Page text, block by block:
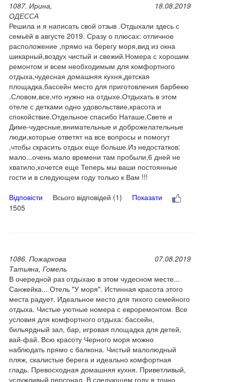
1087. Ирина,
ОДЕССА
18.08.2019
Решила и я написать свой отзыв .Отдыхали здесь с
семьёй в августе 2019. Сразу о плюсах: отличное
расположение ,прямо на берегу моря,вид из окна
шикарный,воздух чистый и свежий.Номера с хорошим
ремонтом и всем необходимым для комфортного
отдыха,чудесная домашняя кухня,детская
площадка,бассейн место для приготовления барбекю
.Словом,все,что нужно на отдыхе.Отдыхать в этом
отеле с детками одно удовольствие,красота и
спокойствие.Отдельное спасибо Наташе,Свете и
Диме-чудесные,внимательные и доброжелательные
люди,которые ответят на все вопросы и помогут
,чтобы скрасить отдых еще больше.Из недостатков:
мало...очень мало времени там пробыли,6 дней не
хватило,хочется еще Теперь мы ваши постоянные
гости и в следующем году только к Вам !!!
Відповісти Всього відповідей (1) Показати
1505
1086. Пожаркова
Татьяна, Гомель
07.08.2019
В очередной раз отдыхаю в этом чудесном месте...
Санжейка... Отель "У моря". Истинная красота этого
места радует. Идеальное место для тихого семейного
отдыха. Чистые уютные номера с евроремонтом. Все
условия для комфортного отдыха: бассейн,
бильярдный зал, бар, игровая площадка для детей,
вай-фай. Всю красоту Черного моря можно
наблюдать прямо с балкона. Чистый малолюдный
пляж, скалистые берега и идеально комфортная
гладь. Превосходная домашняя кухня. Приветливый,
услужливый персонал. В следующем году я точно